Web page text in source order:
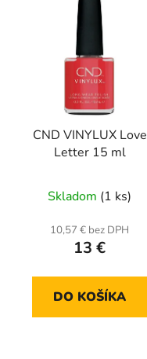
CND VINYLUX Love
Letter 15 ml
Skladom (1 ks)
10,57 € bez DPH
13 €
DO KOŠÍKA